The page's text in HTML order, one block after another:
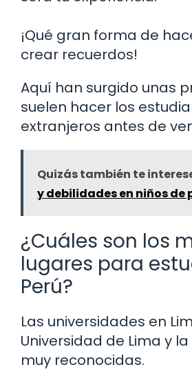
¡Qué gran forma de
crear recuerdos!
Aquí han surgido unas
suelen hacer los
extranjeros antes de
Quizás también te
y debilidades en niños de
¿Cuáles son los
lugares para
Perú?
Las universidades en
Universidad de Lima y la
muy reconocidas.